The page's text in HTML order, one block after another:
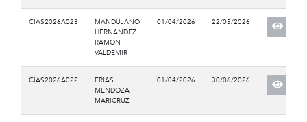
CIAS2026A023
MANDUJANO
HERNANDEZ
RAMON
VALDEMIR
01/04/2026 22/05/2026
CIAS2026A022
FRIAS
MENDOZA
MARICRUZ
01/04/2026 30/06/2026